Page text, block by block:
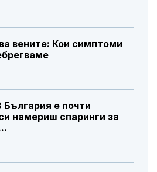
вените: Кои симптоми
е почти
намериш спаринги за